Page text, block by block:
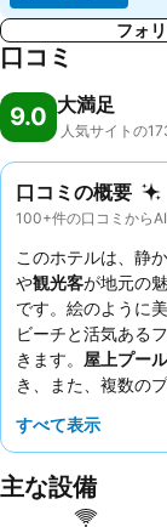
フォ
口コミ
9.0 大満足
人気サイトの
口コミの概要
100+件の口コミから
このホテルは、静
や観光客が地元の
です。絵のように
ビーチと活気ある
きます。 屋上プール
き、また、複数の
の温かさとプロフ
るなら、美しく装
多い、新しく改装
すべて表示
主な設備